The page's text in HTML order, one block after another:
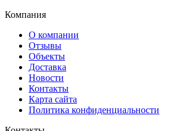
Компания
О компании
Отзывы
Объекты
Доставка
Новости
Контакты
Карта сайта
Политика конфиденциальности